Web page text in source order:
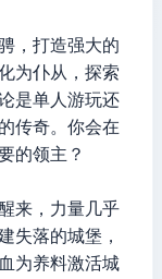
，打造强大的
为仆从，探索
是单人游玩还
传奇。你会在
的领主？
来，力量几乎
失落的城堡，
为养料激活城